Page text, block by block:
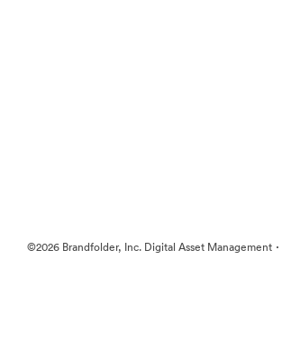
©2026 Brandfolder, Inc. Digital Asset Management ·